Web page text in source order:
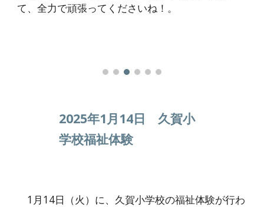
て、全力で頑張ってくださいね！。
2025年1月14日 久賀小
学校福祉体験
1月14日（火）に、久賀小学校の福祉体験が行わ